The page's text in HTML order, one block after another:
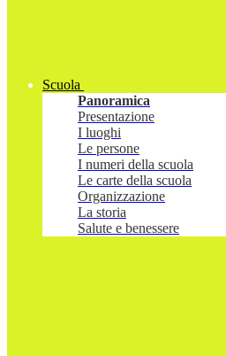
Scuola
Panoramica
Presentazione
I luoghi
Le persone
I numeri della scuola
Le carte della scuola
Organizzazione
La storia
Salute e benessere